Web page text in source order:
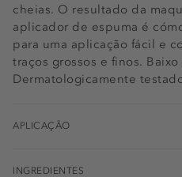
cheias. O resultado da
aplicador de espuma é
para uma aplicação fácil e
traços grossos e finos.
Dermatologicamente
APLICAÇÃO
INGREDIENTES